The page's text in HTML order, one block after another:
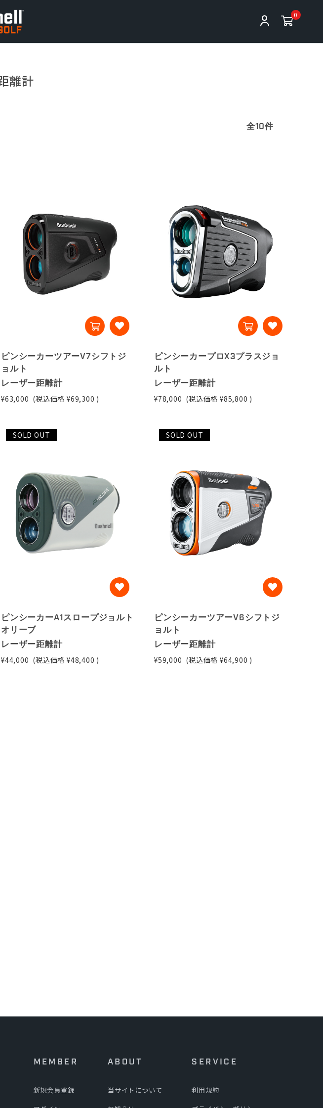
0
離計
全10件
ピンシーカーツアーV7シフトジ
ョルト
レーザー距離計
¥63,000 (税込価格 ¥69,300 )
ピンシーカープロX3プラスジョ
ルト
レーザー距離計
¥78,000 (税込価格 ¥85,800 )
SOLD OUT
ピンシーカーA1スロープジョルト
オリーブ
レーザー距離計
¥44,000 (税込価格 ¥48,400 )
SOLD OUT
ピンシーカーツアーV6シフトジ
ョルト
レーザー距離計
¥59,000 (税込価格 ¥64,900 )
MEMBER
新規会員登録
ABOUT
当サイトについて
SERVICE
利用規約